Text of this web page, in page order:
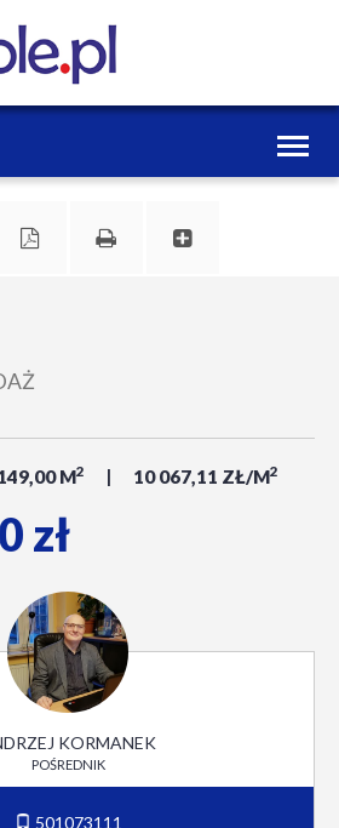
M2 10 067,11 ZŁ/M2
zł
KORMANEK
POŚREDNIK
501073111